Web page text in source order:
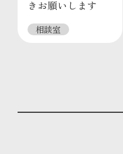
きお願いします
相談室